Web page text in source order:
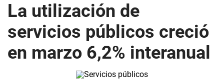
La utilización de
servicios públicos creció
en marzo 6,2% interanual